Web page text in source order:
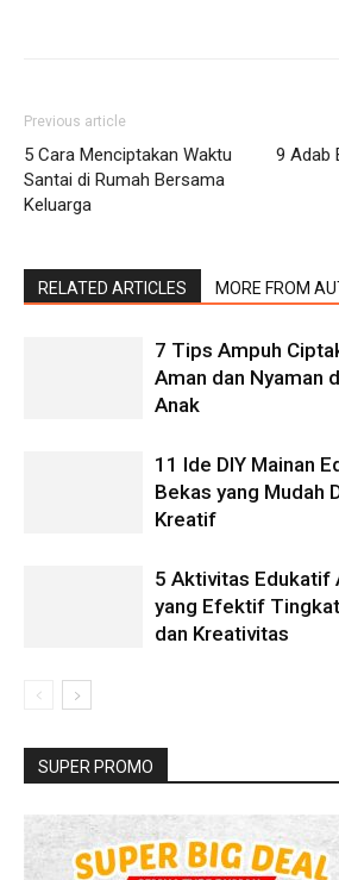
Previous article
5 Cara Menciptakan Waktu
Santai di Rumah Bersama
Keluarga
9 Adab
RELATED ARTICLES MORE FROM
7 Tips Ampuh
Aman dan Nyaman
Anak
11 Ide DIY Mainan
Bekas yang Mudah
Kreatif
5 Aktivitas Edukatif
yang Efektif
dan Kreativitas
SUPER PROMO